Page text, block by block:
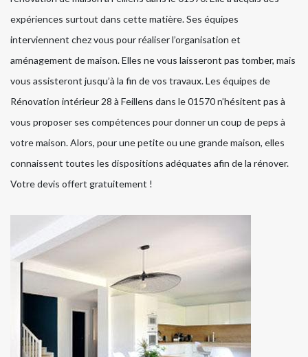
expériences surtout dans cette matière. Ses équipes
interviennent chez vous pour réaliser l’organisation et
aménagement de maison. Elles ne vous laisseront pas tomber, mais
vous assisteront jusqu’à la fin de vos travaux. Les équipes de
Rénovation intérieur 28 à Feillens dans le 01570 n’hésitent pas à
vous proposer ses compétences pour donner un coup de peps à
votre maison. Alors, pour une petite ou une grande maison, elles
connaissent toutes les dispositions adéquates afin de la rénover.
Votre devis offert gratuitement !